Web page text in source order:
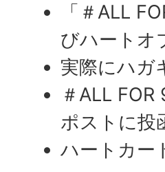
「＃ALL
びハートオ
実際にハガ
＃ALL
ポストに投
ハートカー